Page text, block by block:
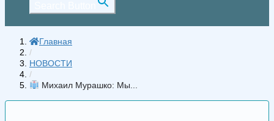
Главная
/
НОВОСТИ
/
Михаил Мурашко: Мы...